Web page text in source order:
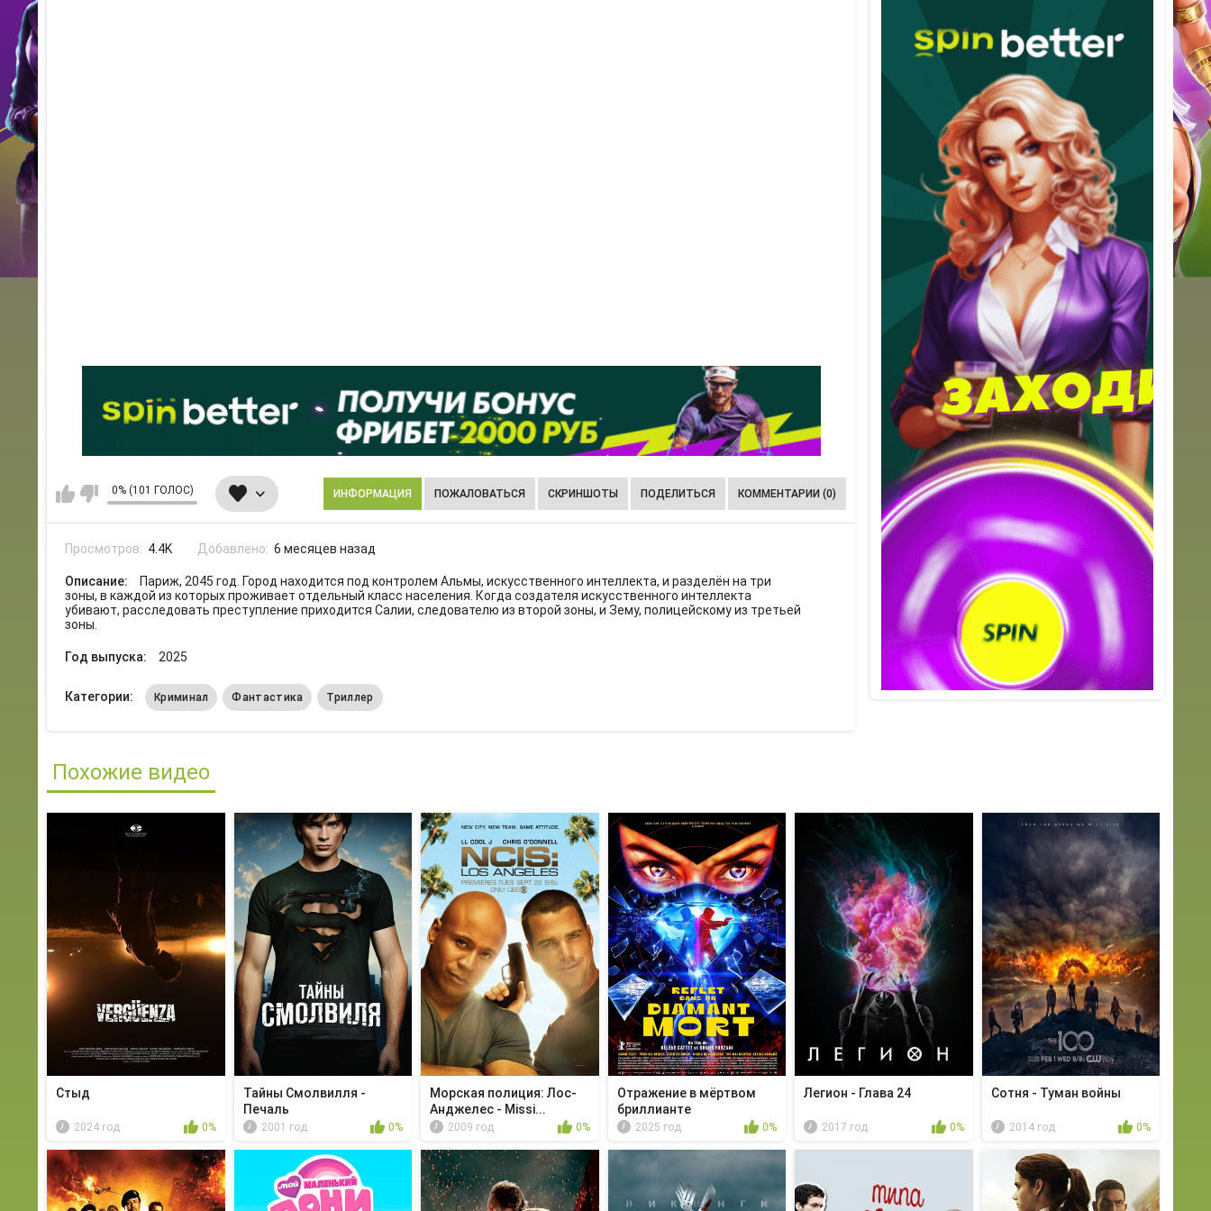
0% (101 ГОЛОС) ИНФОРМАЦИЯ ПОЖАЛОВАТЬСЯ СКРИНШОТЫ ПОДЕЛИТЬСЯ КОММЕНТАРИИ (0)
Просмотров: 4.4K Добавлено: 6 месяцев назад
Описание:
Париж, 2045 год. Город находится под контролем Альмы, искусственного интеллекта, и разделён на три
зоны, в каждой из которых проживает отдельный класс населения. Когда создателя искусственного интеллекта
убивают, расследовать преступление приходится Салии, следователю из второй зоны, и Зему, полицейскому из третьей
зоны.
Год выпуска: 2025
Категории: Криминал Фантастика Триллер
Похожие видео
Стыд
2024 год 0%
Тайны Смолвилля -
Печаль
2001 год 0%
Морская полиция: Лос-
Анджелес - Missi...
2009 год 0%
Отражение в мёртвом
бриллианте
2025 год 0%
Легион - Глава 24
2017 год 0%
Сотня - Туман войны
2014 год 0%